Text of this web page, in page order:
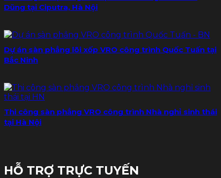
Dũng tại Ciputra, Hà Nội
Dự án sàn phẳng lõi xốp VRO công trình Quốc Tuấn tại
Bắc Ninh
Thi công sàn phẳng VRO công trình Nhà nghỉ sinh thái
tại Hà Nội
HỖ TRỢ TRỰC TUYẾN